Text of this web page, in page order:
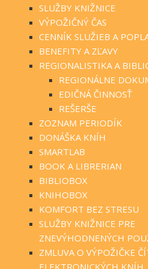
SLUŽBY KNIŽNICE
VÝPOŽIČNÝ ČAS
CENNÍK SLUŽIEB A
BENEFITY A ZĽAVY
REGIONALISTIKA A
REGIONÁLNE
EDIČNÁ ČINNOSŤ
REŠERŠE
ZOZNAM PERIODÍK
DONÁŠKA KNÍH
SMARTLAB
BOOK A LIBRERIAN
BIBLIOBOX
KNIHOBOX
KOMFORT BEZ STRESU
SLUŽBY KNIŽNICE PRE
ZNEVÝHODNENÝCH
ZMLUVA O VÝPOŽIČKE
ELEKTRONICKÝCH KNÍH